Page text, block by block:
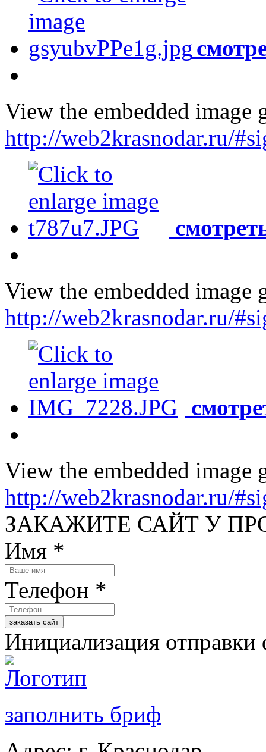
View the embedded image
http://web2krasnodar.ru/
View the embedded image
http://web2krasnodar.ru/
View the embedded image
http://web2krasnodar.ru/
ЗАКАЖИТЕ САЙТ У
Имя *
Телефон *
заказать сайт
Инициализация
заполнить бриф